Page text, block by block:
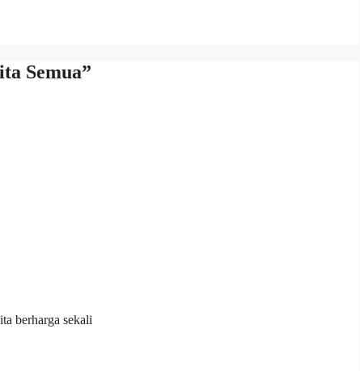
Semua”
berharga sekali